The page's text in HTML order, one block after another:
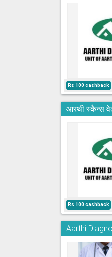
Rs 100 cashback
आरथी स्कैन्स
Rs 100 cashback
Aarthi